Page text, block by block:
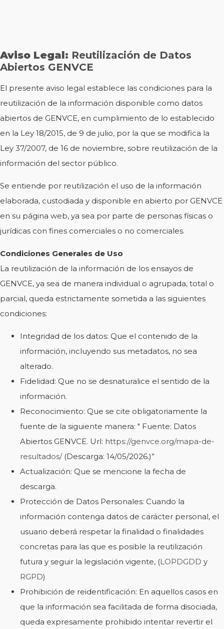
Aviso Legal: Reutilización de Datos
Abiertos GENVCE
El presente aviso legal establece las condiciones para la
reutilización de la información disponible como datos
abiertos de GENVCE, en cumplimiento de lo establecido
en la Ley 18/2015, de 9 de julio, por la que se modifica la
Ley 37/2007, de 16 de noviembre, sobre reutilización de la
información del sector público.
Se entiende por reutilización el uso de la información
elaborada, custodiada y disponible en abierto por GENVCE
en su página web, ya sea por parte de personas físicas o
jurídicas con fines comerciales o no comerciales.
Condiciones Generales de Uso
La reutilización de la información de los ensayos de
GENVCE, ya sea de manera individual o agrupada, total o
parcial, queda estrictamente sometida a las siguientes
condiciones:
Integridad de los datos: Que el contenido de la
información, incluyendo sus metadatos, no sea
alterado.
Fidelidad: Que no se desnaturalice el sentido de la
información.
Reconocimiento: Que se cite obligatoriamente la
fuente de la siguiente manera: " Fuente: Datos
Abiertos GENVCE. Url: https://genvce.org/mapa-de-
resultados/(Descarga: 14/05/2026.)”
Actualización: Que se mencione la fecha de
descarga.
Protección de Datos Personales: Cuando la
información contenga datos de carácter personal, el
usuario deberá respetar la finalidad o finalidades
concretas para las que es posible la reutilización
futura y seguir la legislación vigente, (LOPDGDD y
RGPD)
Prohibición de reidentificación: En aquellos casos en
que la información sea facilitada de forma disociada,
queda expresamente prohibido intentar revertir el